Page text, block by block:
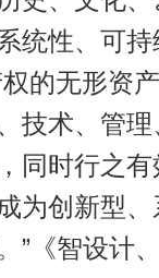
统性、可
的无形资
技术、管
同时行之
为创新型
”《智设计